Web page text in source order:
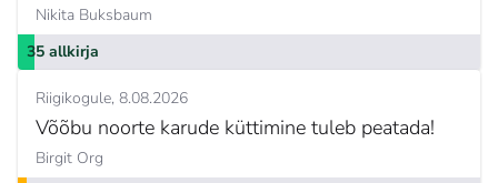
Nikita Buksbaum
35 allkirja
Riigikogule 8.08.2026
Võõbu noorte karude küttimine tuleb peatada!
Birgit Org